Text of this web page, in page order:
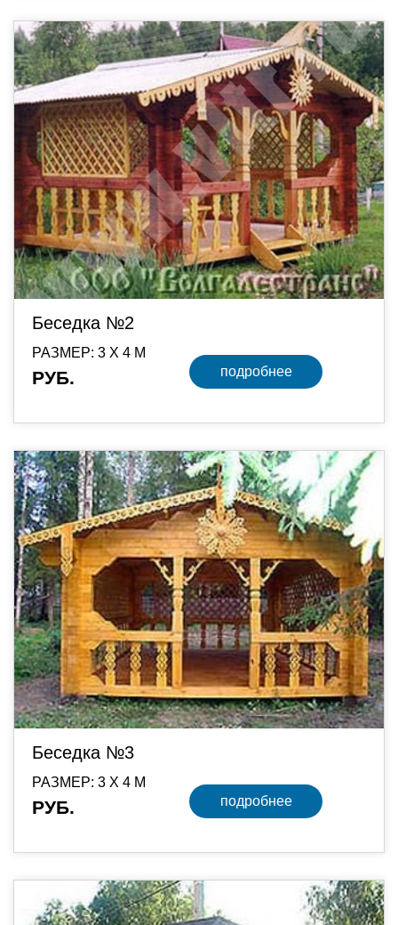
Беседка №2
РАЗМЕР: 3 Х 4 М
РУБ. подробнее
Беседка №3
РАЗМЕР: 3 Х 4 М
РУБ. подробнее